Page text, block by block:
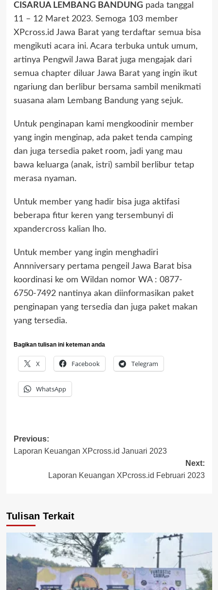
CISARUA LEMBANG BANDUNGpada tanggal
11 – 12 Maret 2023. Semoga 103 member
XPcross.id Jawa Barat yang terdaftar semua bisa
mengikuti acara ini. Acara terbuka untuk umum,
artinya Pengwil Jawa Barat juga mengajak dari
semua chapter diluar Jawa Barat yang ingin ikut
ngariung dan berlibur bersama sambil menikmati
suasana alam Lembang Bandung yang sejuk.
Untuk penginapan kami mengkoodinir member
yang ingin menginap, ada paket tenda camping
dan juga tersedia paket room, jadi yang mau
bawa keluarga (anak, istri) sambil berlibur tetap
merasa nyaman.
Untuk member yang hadir bisa juga aktifasi
beberapa fitur keren yang tersembunyidi
xpandercross kalian lho.
Untuk member yang ingin menghadiri
Annniversary pertama pengeil Jawa Barat bisa
koordinasi ke om Wildan nomor WA : 0877-
6750-7492 nantinya akan diinformasikan paket
penginapan yang tersedia dan juga paket makan
yang tersedia.
Bagikan tulisan ini keteman anda
X Facebook Telegram
WhatsApp
Post
navigation
Previous:
Laporan Keuangan XPcross.id Januari 2023
Next:
Laporan Keuangan XPcross.id Februari 2023
Tulisan Terkait